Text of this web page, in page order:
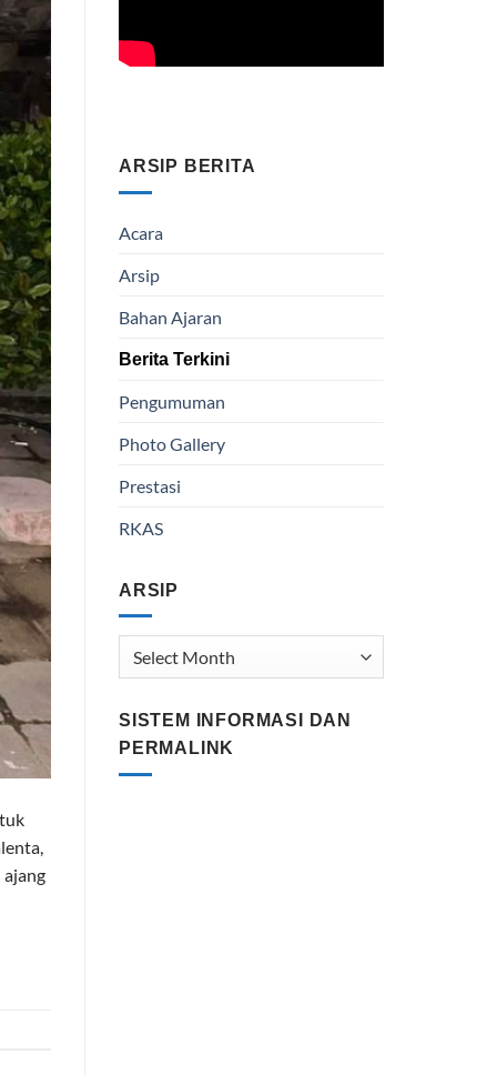
ARSIP BERITA
Acara
Arsip
Bahan Ajaran
Berita Terkini
Pengumuman
Photo Gallery
Prestasi
RKAS
ARSIP
SISTEM INFORMASI DAN
PERMALINK